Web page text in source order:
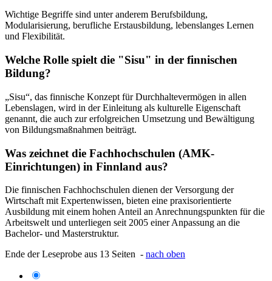
Wichtige Begriffe sind unter anderem Berufsbildung,
Modularisierung, berufliche Erstausbildung, lebenslanges Lernen
und Flexibilität.
Welche Rolle spielt die "Sisu" in der finnischen
Bildung?
„Sisu“, das finnische Konzept für Durchhaltevermögen in allen
Lebenslagen, wird in der Einleitung als kulturelle Eigenschaft
genannt, die auch zur erfolgreichen Umsetzung und Bewältigung
von Bildungsmaßnahmen beiträgt.
Was zeichnet die Fachhochschulen (AMK-
Einrichtungen) in Finnland aus?
Die finnischen Fachhochschulen dienen der Versorgung der
Wirtschaft mit Expertenwissen, bieten eine praxisorientierte
Ausbildung mit einem hohen Anteil an Anrechnungspunkten für die
Arbeitswelt und unterliegen seit 2005 einer Anpassung an die
Bachelor- und Masterstruktur.
Ende der Leseprobe aus 13 Seiten - nach oben